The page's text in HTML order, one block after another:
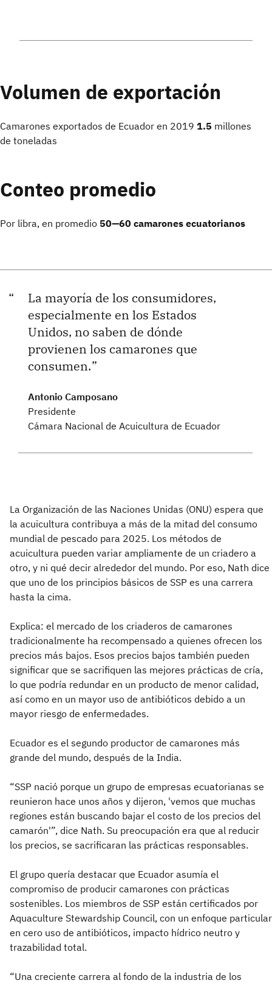
Volumen de exportación
Camarones exportados de Ecuador en 2019 1.5 millones
de toneladas
Conteo promedio
Por libra, en promedio 50—60 camarones ecuatorianos
La mayoría de los consumidores,
especialmente en los Estados
Unidos, no saben de dónde
provienen los camarones que
consumen.
Antonio Camposano
Presidente
Cámara Nacional de Acuicultura de Ecuador
La Organización de las Naciones Unidas (ONU) espera que
la acuicultura contribuya a más de la mitad del consumo
mundial de pescado para 2025. Los métodos de
acuicultura pueden variar ampliamente de un criadero a
otro, y ni qué decir alrededor del mundo. Por eso, Nath dice
que uno de los principios básicos de SSP es una carrera
hasta la cima.
Explica: el mercado de los criaderos de camarones
tradicionalmente ha recompensado a quienes ofrecen los
precios más bajos. Esos precios bajos también pueden
significar que se sacrifiquen las mejores prácticas de cría,
lo que podría redundar en un producto de menor calidad,
así como en un mayor uso de antibióticos debido a un
mayor riesgo de enfermedades.
Ecuador es el segundo productor de camarones más
grande del mundo, después de la India.
“SSP nació porque un grupo de empresas ecuatorianas se
reunieron hace unos años y dijeron, 'vemos que muchas
regiones están buscando bajar el costo de los precios del
camarón'”, dice Nath. Su preocupación era que al reducir
los precios, se sacrificaran las prácticas responsables.
El grupo quería destacar que Ecuador asumía el
compromiso de producir camarones con prácticas
sostenibles. Los miembros de SSP están certificados por
Aquaculture Stewardship Council, con un enfoque particular
en cero uso de antibióticos, impacto hídrico neutro y
trazabilidad total.
“Una creciente carrera al fondo de la industria de los